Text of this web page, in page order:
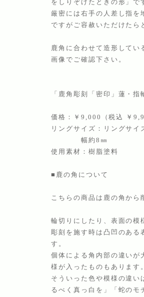
をしりぞけたときの形」で
厳密には右手の人差し指を
ですがご容赦いただけたら
鹿角に合わせて造形してい
画像でご確認下さい。
「鹿角彫刻「密印」蓮・指
価格：￥9,000（税込 ￥
リングサイズ：リングサイ
幅約8㎜
使用素材：樹脂塗料
■鹿の角について
こちらの商品は鹿の角から
輪切りにしたり、表面の模
彫刻を施す時は凸凹のある
す。
個体による角内部の違いが
様が入ったものもあります。
そういった色や模様の違い
るべく真っ白を」「蛇のモ